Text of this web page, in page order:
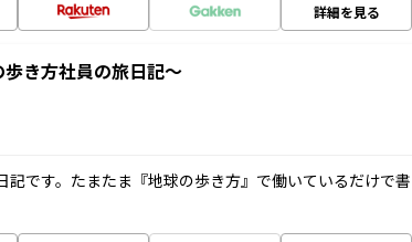
詳細を見る
き方社員の旅日記～
です。たまたま『地球の歩き方』で働いているだけで書